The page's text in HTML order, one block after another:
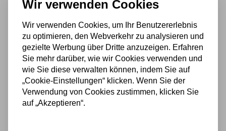
Tiffany Wandleuchte / Deckenleuchte Roundabout Small –
geometrisches Design – 33 cm
€149,00 Incl. BTW
In den Warenkorb
Tiffany Wandleuchte Roundabout OUTDOOR –
Außenlampe – geometrisches Design
Wir verwenden Cookies
Wir verwenden Cookies, um Ihr Benutzererlebnis
zu optimieren, den Webverkehr zu analysieren und
gezielte Werbung über Dritte anzuzeigen. Erfahren
Sie mehr darüber, wie wir Cookies verwenden und
wie Sie diese verwalten können, indem Sie auf
„Cookie-Einstellungen“ klicken. Wenn Sie der
Verwendung von Cookies zustimmen, klicken Sie
auf „Akzeptieren“.